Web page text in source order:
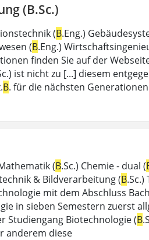
(B.Sc.)
(B.Eng.)
(B.Eng.)
finden Sie auf der
ist nicht zu [...] diesem
B. für die nächsten
(B.Sc.) Chemie - dual (
& Bildverarbeitung (B
mit dem Abschluss
in sieben Semestern zuerst
Studiengang Biotechnologie (B
anderem diese